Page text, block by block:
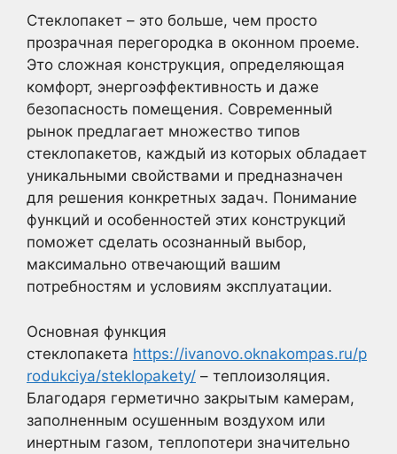
Стеклопакет – это больше, чем просто
прозрачная перегородка в оконном проеме.
Это сложная конструкция, определяющая
комфорт, энергоэффективность и даже
безопасность помещения. Современный
рынок предлагает множество типов
стеклопакетов, каждый из которых обладает
уникальными свойствами и предназначен
для решения конкретных задач. Понимание
функций и особенностей этих конструкций
поможет сделать осознанный выбор,
максимально отвечающий вашим
потребностям и условиям эксплуатации.
Основная функция
стеклопакета https://ivanovo.oknakompas.ru/p
rodukciya/steklopakety/ – теплоизоляция.
Благодаря герметично закрытым камерам,
заполненным осушенным воздухом или
инертным газом, теплопотери значительно